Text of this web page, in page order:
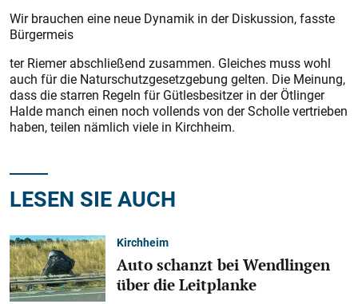
Wir brauchen eine neue Dynamik in der Diskussion, fasste
Bürgermeis­
ter Riemer abschließend zusammen. Gleiches muss wohl
auch für die Naturschutzgesetzgebung gelten. Die Meinung,
dass die starren Regeln für Gütlesbesitzer in der Ötlinger
Halde manch einen noch vollends von der Scholle vertrieben
haben, teilen nämlich viele in Kirchheim.
LESEN SIE AUCH
Kirchheim
Auto schanzt bei Wendlingen
über die Leitplanke